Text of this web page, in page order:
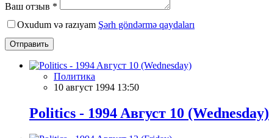
Ваш отзыв *
Oxudum və razıyam Şərh göndərmə qaydaları
Отправить
Политика
10 август 1994 13:50
Politics - 1994 Aвгуст 10 (Wednesday)